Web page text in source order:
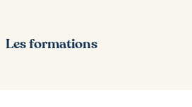
Les formations